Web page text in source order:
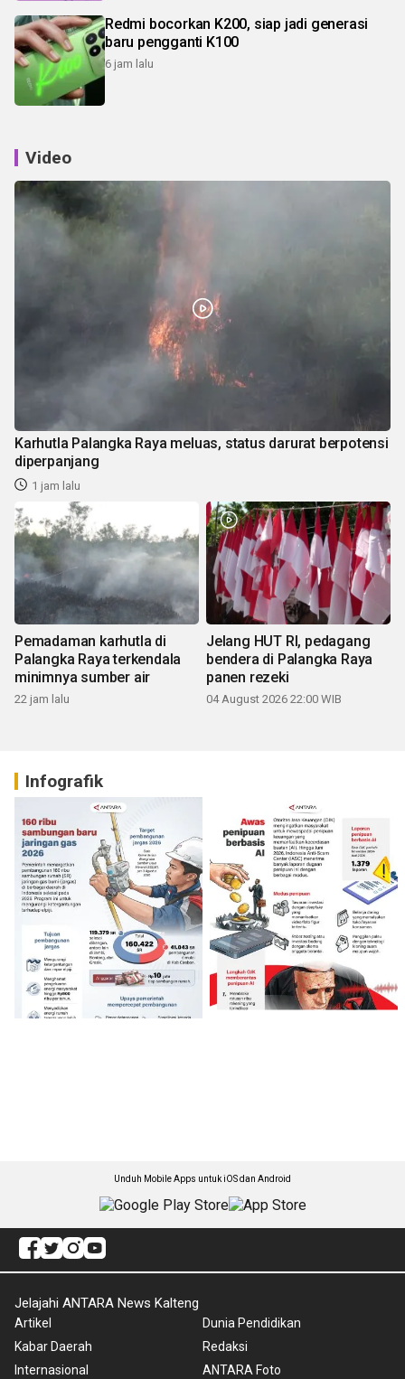
Redmi bocorkan K200, siap jadi generasi
baru pengganti K100
6 jam lalu
Video
Karhutla Palangka Raya meluas, status darurat berpotensi
diperpanjang
1 jam lalu
Pemadaman karhutla di
Palangka Raya terkendala
minimnya sumber air
22 jam lalu
Jelang HUT RI, pedagang
bendera di Palangka Raya
panen rezeki
04 August 2026 22:00 WIB
Infografik
Unduh Mobile Apps untuk iOS dan Android
Jelajahi ANTARA News Kalteng
Artikel
Kabar Daerah
Internasional
Dunia Pendidikan
Redaksi
ANTARA Foto